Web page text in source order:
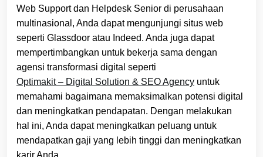
Web Support dan Helpdesk Senior di perusahaan
multinasional, Anda dapat mengunjungi situs web
seperti Glassdoor atau Indeed. Anda juga dapat
mempertimbangkan untuk bekerja sama dengan
agensi transformasi digital seperti
Optimakit – Digital Solution & SEO Agency untuk
memahami bagaimana memaksimalkan potensi digital
dan meningkatkan pendapatan. Dengan melakukan
hal ini, Anda dapat meningkatkan peluang untuk
mendapatkan gaji yang lebih tinggi dan meningkatkan